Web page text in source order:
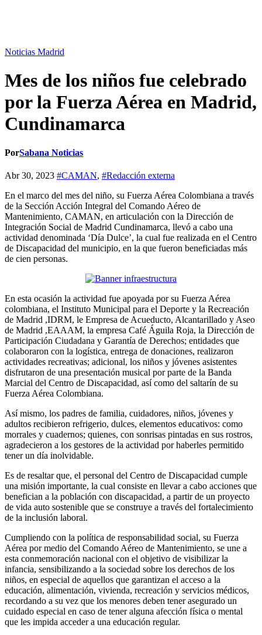
Noticias Madrid
Mes de los niños fue celebrado
por la Fuerza Aérea en Madrid,
Cundinamarca
PorSabana Noticias
Abr 30, 2023 #CAMAN, #Redacción externa
En el marco del mes del niño, su Fuerza Aérea Colombiana a través
de la Sección Acción Integral del Comando Aéreo de
Mantenimiento, CAMAN, en articulación con la Dirección de
Integración Social de Madrid Cundinamarca, llevó a cabo una
actividad denominada ‘Día Dulce’, la cual fue realizada en el Centro
de Discapacidad del municipio, en la que fueron beneficiadas más
de cien personas.
En esta ocasión la actividad fue apoyada por su Fuerza Aérea
colombiana, el Instituto Municipal para el Deporte y la Recreación
de Madrid ,IDRM, le Empresa de Acueducto, Alcantarillado y Aseo
de Madrid ,EAAAM, la empresa Café Águila Roja, la Dirección de
Participación Ciudadana y Garantía de Derechos; entidades que
colaboraron con la logística, entrega de donaciones, realizaron
actividades recreativas; adicional, los niños y jóvenes asistentes
disfrutaron de una presentación musical por parte de la Banda
Marcial del Centro de Discapacidad, así como del saltarín de su
Fuerza Aérea Colombiana.
Así mismo, los padres de familia, cuidadores, niños, jóvenes y
adultos recibieron refrigerio, dulces, elementos educativos: como
morrales y cuadernos; quienes, con sonrisas pintadas en sus rostros,
agradecieron a los gestores de la actividad por haberles permitido
tener un día inolvidable.
Es de resaltar que, el personal del Centro de Discapacidad cumple
una misión importante, la cual consiste en llevar a cabo acciones que
benefician a la población con discapacidad, a partir de un proyecto
de vida auto sostenible que se construye a través del fortalecimiento
de la inclusión laboral.
Cumpliendo con la política de responsabilidad social, su Fuerza
Aérea por medio del Comando Aéreo de Mantenimiento, se une a
esta conmemoración nacional con el objetivo de visibilizar la
infancia, sensibilizando a la sociedad sobre los derechos de los
niños, en especial de aquellos que garantizan el acceso a la
educación, alimentación, vivienda, recreación y servicios médicos,
recordando a su vez que los menores deben tener asegurado un
cuidado especial en caso de tener alguna afección física o mental
que les impida acceder a una educación regular.